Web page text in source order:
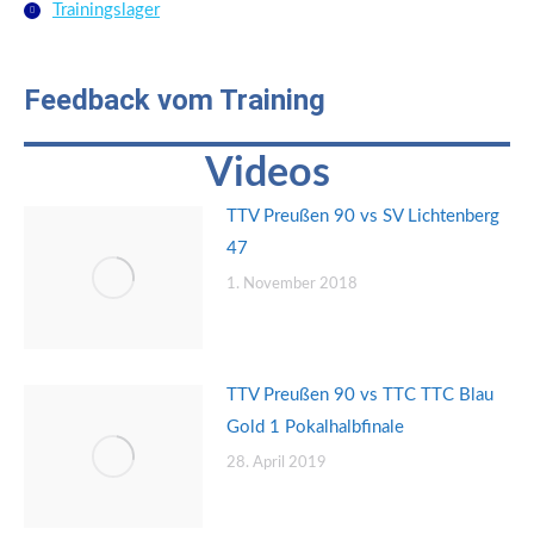
Trainingslager
Feedback vom Training
Videos
TTV Preußen 90 vs SV Lichtenberg
47
1. November 2018
TTV Preußen 90 vs TTC TTC Blau
Gold 1 Pokalhalbfinale
28. April 2019